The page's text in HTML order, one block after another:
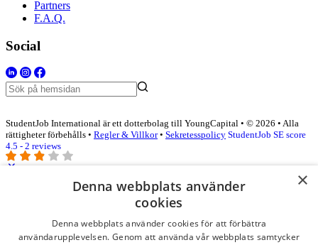
Partners
F.A.Q.
Social
StudentJob International är ett dotterbolag till YoungCapital • © 2026 • Alla
rättigheter förbehålls • Regler & Villkor• Sekretesspolicy StudentJob SE score
4.5 - 2 reviews
Logga in som företag
×
Denna webbplats använder
cookies
Denna webbplats använder cookies för att förbättra
användarupplevelsen. Genom att använda vår webbplats samtycker